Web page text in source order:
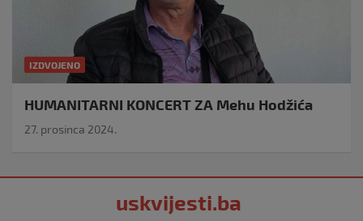
IZDVOJENO
HUMANITARNI KONCERT ZA Mehu Hodžića
27. prosinca 2024.
uskvijesti.ba